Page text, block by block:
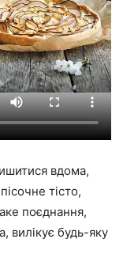
вдома,
тісто,
поєднання,
, вилікує будь-яку